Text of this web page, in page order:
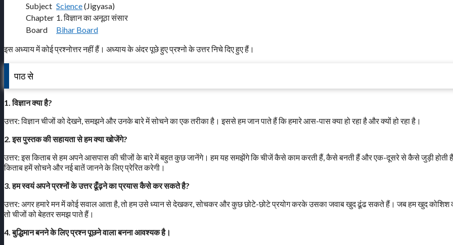
Subject Science(Jigyasa)
Chapter 1. विज्ञान का अनूठा संसार
Board
Bihar Board
इस अध्याय में कोई प्रश्नोत्तर नहीं हैं। अध्याय के अंदर पूछे हुए प्रश्नो के उत्तर निचे दिए हुए हैं।
पाठ से
1. विज्ञान क्या है?
उत्तर: विज्ञान चीजों को देखने, समझने और उनके बारे में सोचने का एक तरीका है। इससे हम जान पाते हैं कि हमारे आस-पास क्या हो रहा है और क्यों हो रहा है।
2. इस पुस्तक की सहायता से हम क्या खोजेंगे?
उत्तर: इस किताब से हम अपने आसपास की चीजों के बारे में बहुत कुछ जानेंगे। हम यह समझेंगे कि चीजें कैसे काम करती हैं, कैसे बनती हैं और एक-दूसरे से कैसे जुड़ी होती
किताब हमें सोचने और नई बातें जानने के लिए प्रेरित करेगी।
3. हम स्वयं अपने प्रश्नों के उत्तर ढूँढ़ने का प्रयास कैसे कर सकते है?
उत्तर: अगर हमारे मन में कोई सवाल आता है, तो हम उसे ध्यान से देखकर, सोचकर और कुछ छोटे-छोटे प्रयोग करके उसका जवाब खुद ढूंढ सकते हैं। जब हम खुद कोशिश
तो चीजों को बेहतर समझ पाते हैं।
4. बुद्धिमान बनने के लिए प्रश्न पूछने वाला बनना आवश्यक है।